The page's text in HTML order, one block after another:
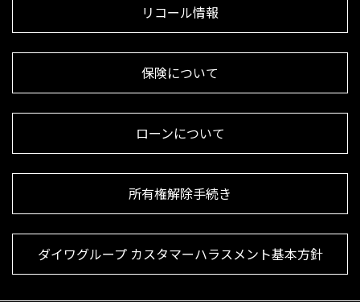
リコール情報
保険について
ローンについて
所有権解除手続き
ダイワグループ カスタマーハラスメント基本方針